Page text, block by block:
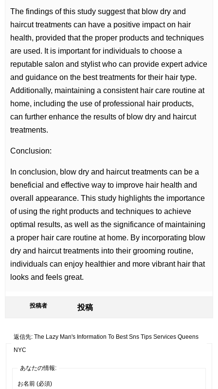
The findings of this study suggest that blow dry and
haircut treatments can have a positive impact on hair
health, provided that the proper products and techniques
are used. It is important for individuals to choose a
reputable salon and stylist who can provide expert advice
and guidance on the best treatments for their hair type.
Additionally, maintaining a consistent hair care routine at
home, including the use of professional hair products,
can further enhance the results of blow dry and haircut
treatments.
Conclusion:
In conclusion, blow dry and haircut treatments can be a
beneficial and effective way to improve hair health and
overall appearance. This study highlights the importance
of using the right products and techniques to achieve
optimal results, as well as the significance of maintaining
a proper hair care routine at home. By incorporating blow
dry and haircut treatments into their grooming routine,
individuals can enjoy healthier and more vibrant hair that
looks and feels great.
投稿者 投稿
返信先: The Lazy Man's Information To Best Sns Tips Services Queens
NYC
あなたの情報:
お名前 (必須)